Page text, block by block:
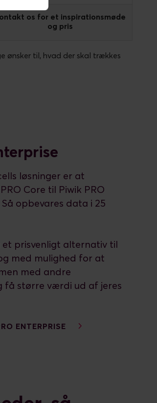
os for et inspirationsmøde
og pris
ønsker til, hvad der skal trækkes
løsninger er at
Core til Piwik PRO
opbevares data i 25
et prisvenligt alternativ til
med mulighed for at
med andre
få større værdi ud af jeres
ENTERPRISE